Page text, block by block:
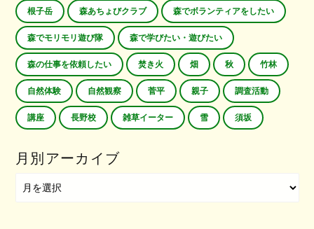
根子岳 森あちょびクラブ 森でボランティアをしたい
森でモリモリ遊び隊 森で学びたい・遊びたい
森の仕事を依頼したい 焚き火 畑 秋 竹林
自然体験 自然観察 菅平 親子 調査活動
講座 長野校 雑草イーター 雪 須坂
月別アーカイブ